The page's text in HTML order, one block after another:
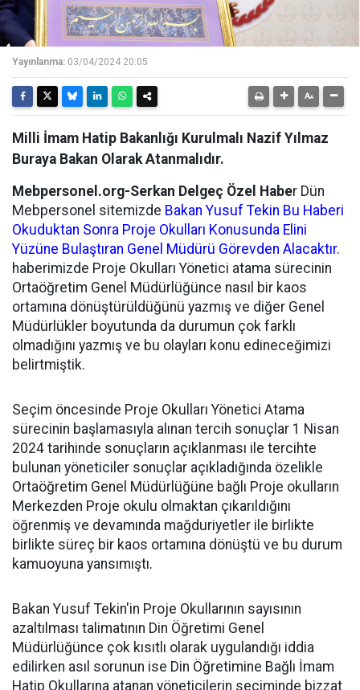
Yayınlanma: 03/04/2024 20:05
Milli İmam Hatip Bakanlığı Kurulmalı Nazif Yılmaz
Buraya Bakan Olarak Atanmalıdır.
Mebpersonel.org-Serkan Delgeç Özel Haber Dün
Mebpersonel sitemizde Bakan Yusuf Tekin Bu Haberi
Okuduktan Sonra Proje Okulları Konusunda Elini
Yüzüne Bulaştıran Genel Müdürü Görevden Alacaktır.
haberimizde Proje Okulları Yönetici atama sürecinin
Ortaöğretim Genel Müdürlüğünce nasıl bir kaos
ortamına dönüştürüldüğünü yazmış ve diğer Genel
Müdürlükler boyutunda da durumun çok farklı
olmadığını yazmış ve bu olayları konu edineceğimizi
belirtmiştik.
Seçim öncesinde Proje Okulları Yönetici Atama
sürecinin başlamasıyla alınan tercih sonuçlar 1 Nisan
2024 tarihinde sonuçların açıklanması ile tercihte
bulunan yöneticiler sonuçlar açıkladığında özelikle
Ortaöğretim Genel Müdürlüğüne bağlı Proje okulların
Merkezden Proje okulu olmaktan çıkarıldığını
öğrenmiş ve devamında mağduriyetler ile birlikte
birlikte süreç bir kaos ortamına dönüştü ve bu durum
kamuoyuna yansımıştı.
Bakan Yusuf Tekin'in Proje Okullarının sayısının
azaltılması talimatının Din Öğretimi Genel
Müdürlüğünce çok kısıtlı olarak uygulandığı iddia
edilirken asıl sorunun ise Din Öğretimine Bağlı İmam
Hatip Okullarına atanan yöneticilerin seçiminde bizzat